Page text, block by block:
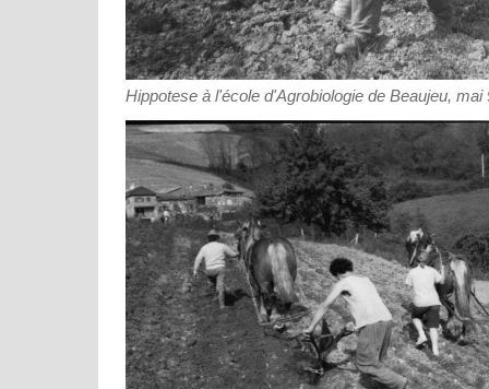
Hippotese à l'école d'Agrobiologie de Beaujeu, mai